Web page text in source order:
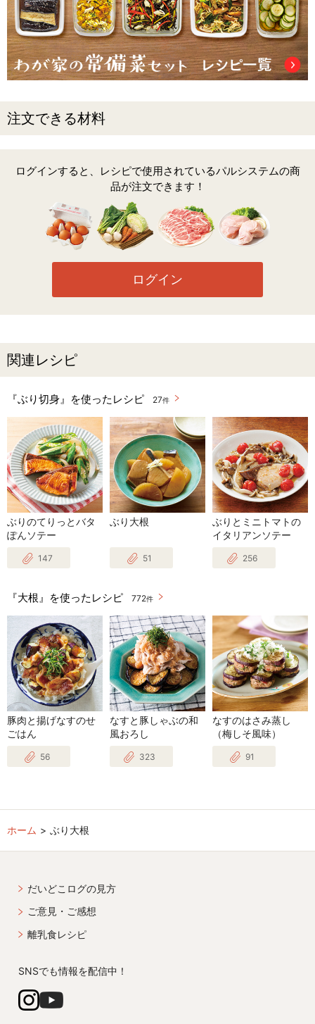
注文できる材料
ログインすると、レシピで使用されているパルシステムの商
品が注文できます！
ログイン
関連レシピ
『ぶり切身』を使ったレシピ 27件
ぶりのてりっとバタ
ぽんソテー
147
ぶり大根
51
ぶりとミニトマトの
イタリアンソテー
256
『大根』を使ったレシピ 772件
豚肉と揚げなすのせ
ごはん
56
なすと豚しゃぶの和
風おろし
323
なすのはさみ蒸し
（梅しそ風味）
91
ホーム ぶり大根
だいどこログの見方
ご意見・ご感想
離乳食レシピ
SNSでも情報を配信中！